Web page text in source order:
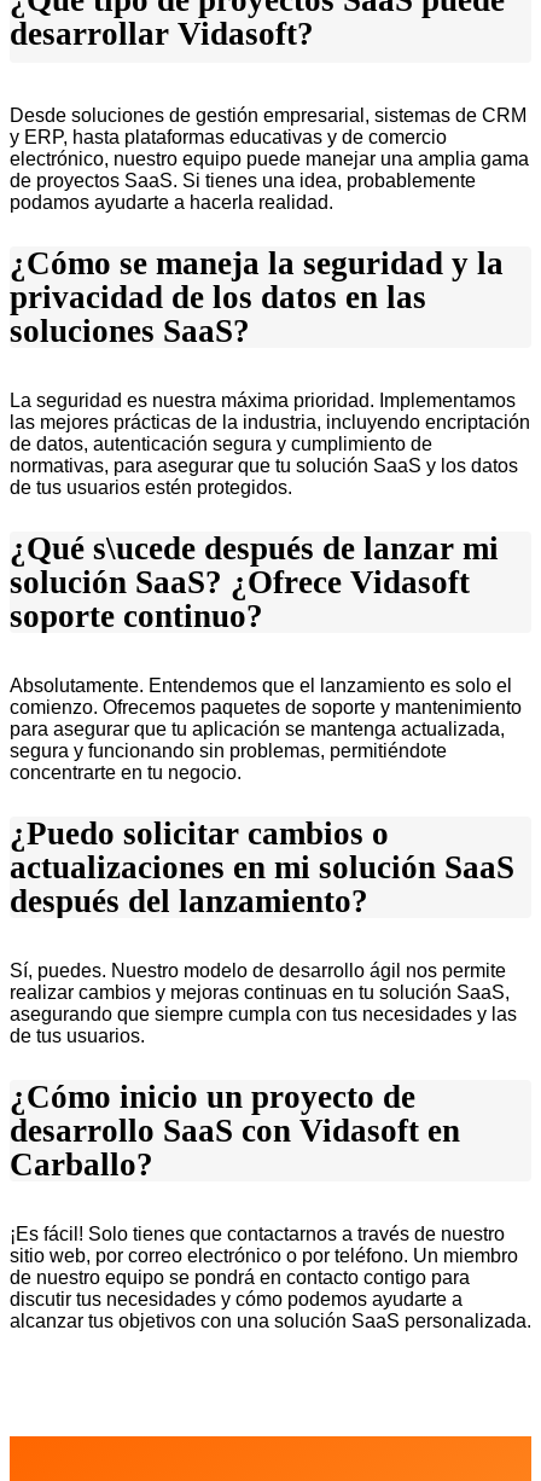
desarrollar Vidasoft?
Desde soluciones de gestión empresarial, sistemas de CRM
y ERP, hasta plataformas educativas y de comercio
electrónico, nuestro equipo puede manejar una amplia gama
de proyectos SaaS. Si tienes una idea, probablemente
podamos ayudarte a hacerla realidad.
¿Cómo se maneja la seguridad y la
privacidad de los datos en las
soluciones SaaS?
La seguridad es nuestra máxima prioridad. Implementamos
las mejores prácticas de la industria, incluyendo encriptación
de datos, autenticación segura y cumplimiento de
normativas, para asegurar que tu solución SaaS y los datos
de tus usuarios estén protegidos.
¿Qué s\ucede después de lanzar mi
solución SaaS? ¿Ofrece Vidasoft
soporte continuo?
Absolutamente. Entendemos que el lanzamiento es solo el
comienzo. Ofrecemos paquetes de soporte y mantenimiento
para asegurar que tu aplicación se mantenga actualizada,
segura y funcionando sin problemas, permitiéndote
concentrarte en tu negocio.
¿Puedo solicitar cambios o
actualizaciones en mi solución SaaS
después del lanzamiento?
Sí, puedes. Nuestro modelo de desarrollo ágil nos permite
realizar cambios y mejoras continuas en tu solución SaaS,
asegurando que siempre cumpla con tus necesidades y las
de tus usuarios.
¿Cómo inicio un proyecto de
desarrollo SaaS con Vidasoft en
Carballo?
¡Es fácil! Solo tienes que contactarnos a través de nuestro
sitio web, por correo electrónico o por teléfono. Un miembro
de nuestro equipo se pondrá en contacto contigo para
discutir tus necesidades y cómo podemos ayudarte a
alcanzar tus objetivos con una solución SaaS personalizada.